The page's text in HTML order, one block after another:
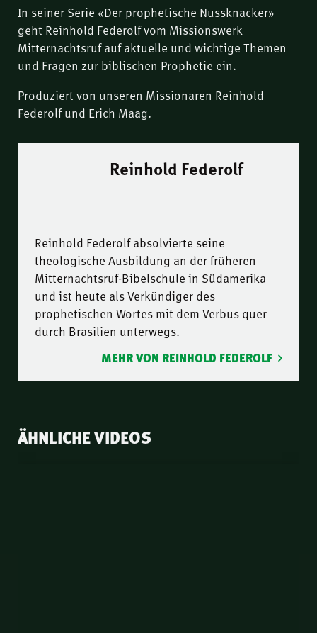
In seiner Serie «Der prophetische Nussknacker»
geht Reinhold Federolf vom Missionswerk
Mitternachtsruf auf aktuelle und wichtige Themen
und Fragen zur biblischen Prophetie ein.
Produziert von unseren Missionaren Reinhold
Federolf und Erich Maag.
Reinhold Federolf
Reinhold Federolf absolvierte seine
theologische Ausbildung an der früheren
Mitternachtsruf-Bibelschule in Südamerika
und ist heute als Verkündiger des
prophetischen Wortes mit dem Verbus quer
durch Brasilien unterwegs.
MEHR VON REINHOLD FEDEROLF
ÄHNLICHE VIDEOS